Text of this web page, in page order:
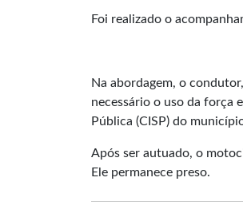
Foi realizado o
Na abordagem, o
necessário o uso da força
Pública (CISP) do
Após ser autuado, o
Ele permanece preso.